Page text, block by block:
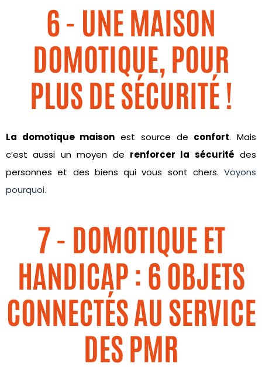
6 - UNE MAISON
DOMOTIQUE, POUR
PLUS DE SÉCURITÉ !
La domotique maison est source de confort. Mais
c’est aussi un moyen de renforcer la sécurité des
personnes et des biens qui vous sont chers. Voyons
pourquoi.
7 - DOMOTIQUE ET
HANDICAP : 6 OBJETS
CONNECTÉS AU SERVICE
DES PMR